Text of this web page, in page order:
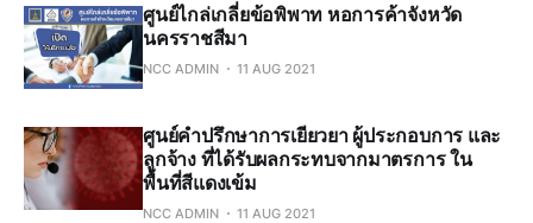
ศูนย์ไกล่เกลี่ยข้อพิพาท หอการค้าจังหวัด
นครราชสีมา
NCC ADMIN 11 AUG 2021
ศูนย์คำปรึกษาการเยียวยา ผู้ประกอบการ และ
ลูกจ้าง ที่ได้รับผลกระทบจากมาตรการ ใน
พื้นที่สีแดงเข้ม
NCC ADMIN 11 AUG 2021